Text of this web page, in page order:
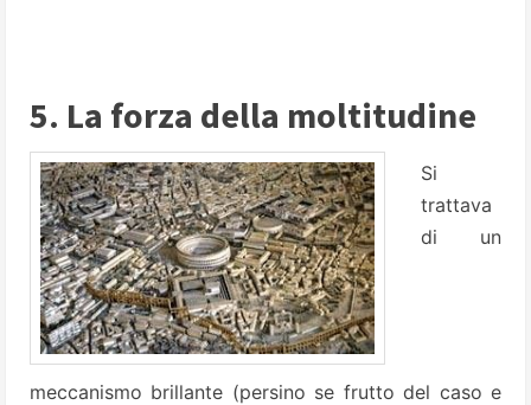
5. La forza della moltitudine
Si
trattava
di un
meccanismo brillante (persino se frutto del caso e